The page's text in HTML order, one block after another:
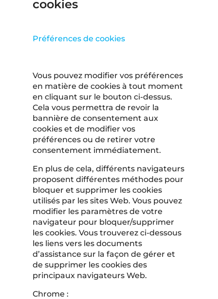
cookies
Préférences de cookies
Vous pouvez modifier vos préférences
en matière de cookies à tout moment
en cliquant sur le bouton ci-dessus.
Cela vous permettra de revoir la
bannière de consentement aux
cookies et de modifier vos
préférences ou de retirer votre
consentement immédiatement.
En plus de cela, différents navigateurs
proposent différentes méthodes pour
bloquer et supprimer les cookies
utilisés par les sites Web. Vous pouvez
modifier les paramètres de votre
navigateur pour bloquer/supprimer
les cookies. Vous trouverez ci-dessous
les liens vers les documents
d’assistance sur la façon de gérer et
de supprimer les cookies des
principaux navigateurs Web.
Chrome :